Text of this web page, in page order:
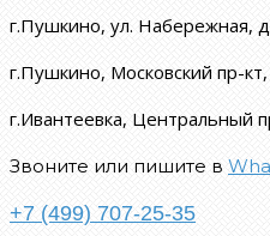
г.Пушкино, ул. Набережная,
г.Пушкино, Московский пр-кт,
г.Ивантеевка, Центральный
Звоните или пишите в
+7 (499) 707-25-35